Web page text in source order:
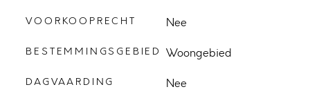
VOORKOOPRECHT Nee
BESTEMMINGSGEBIED Woongebied
DAGVAARDING Nee